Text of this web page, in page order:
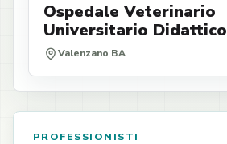
Ospedale Veterinario
Universitario Didattico
Valenzano BA
PROFESSIONISTI